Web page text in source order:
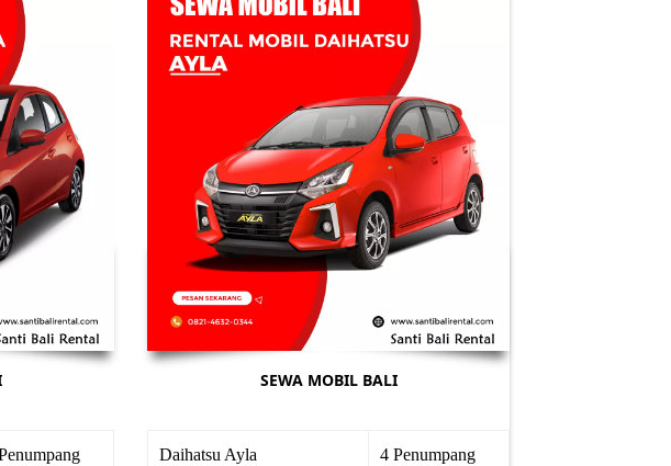
SEWA MOBIL BALI
Daihatsu Ayla 4 Penumpang